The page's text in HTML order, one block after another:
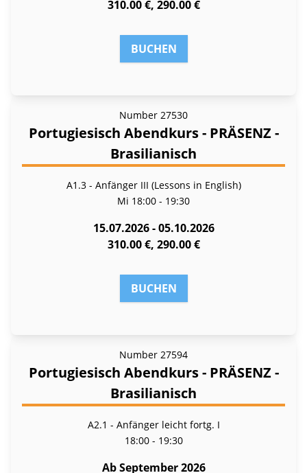
310.00 €, 290.00 €
BUCHEN
Number 27530
Portugiesisch Abendkurs - PRÄSENZ -
Brasilianisch
A1.3 - Anfänger III (Lessons in English)
Mi 18:00 - 19:30
15.07.2026 - 05.10.2026
310.00 €, 290.00 €
BUCHEN
Number 27594
Portugiesisch Abendkurs - PRÄSENZ -
Brasilianisch
A2.1 - Anfänger leicht fortg. I
18:00 - 19:30
Ab September 2026